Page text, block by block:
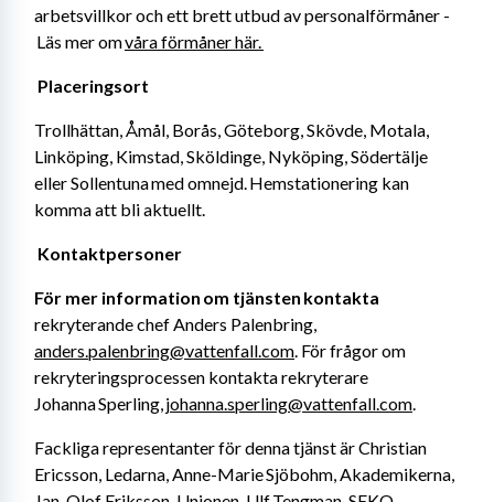
arbetsvillkor och ett brett utbud av personalförmåner -
Läs mer om våra förmåner här.
Placeringsort
Trollhättan, Åmål, Borås, Göteborg, Skövde, Motala,
Linköping, Kimstad, Sköldinge, Nyköping, Södertälje
eller Sollentuna med omnejd. Hemstationering kan
komma att bli aktuellt.
Kontaktpersoner
För mer information om tjänsten kontakta
anders.palenbring@vattenfall.com. För frågor om
rekryteringsprocessen kontakta rekryterare
Johanna Sperling, johanna.sperling@vattenfall.com.
Fackliga representanter för denna tjänst är Christian
Ericsson, Ledarna, Anne-Marie Sjöbohm, Akademikerna,